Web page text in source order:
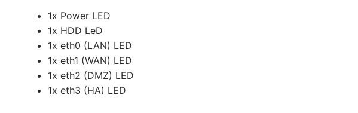
1x Power LED
1x HDD LeD
1x eth0 (LAN) LED
1x eth1 (WAN) LED
1x eth2 (DMZ) LED
1x eth3 (HA) LED